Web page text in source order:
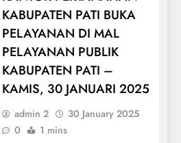
KABUPATEN PATI BUKA
PELAYANAN DI MAL
PELAYANAN PUBLIK
KABUPATEN PATI –
KAMIS, 30 JANUARI 2025
admin 2
30 January 2025
0
1 mins